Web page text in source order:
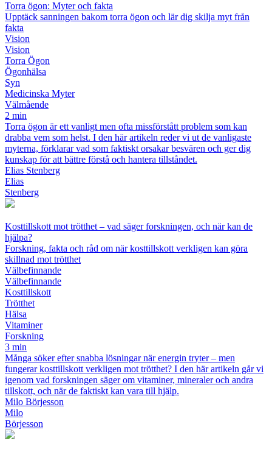
Torra ögon: Myter och fakta
Upptäck sanningen bakom torra ögon och lär dig skilja myt från
fakta
Vision
Vision
Torra Ögon
Ögonhälsa
Syn
Medicinska Myter
Välmående
2 min
Torra ögon är ett vanligt men ofta missförstått problem som kan
drabba vem som helst. I den här artikeln reder vi ut de vanligaste
myterna, förklarar vad som faktiskt orsakar besvären och ger dig
kunskap för att bättre förstå och hantera tillståndet.
Elias Stenberg
Elias
Stenberg
Kosttillskott mot trötthet – vad säger forskningen, och när kan de
hjälpa?
Forskning, fakta och råd om när kosttillskott verkligen kan göra
skillnad mot trötthet
Välbefinnande
Välbefinnande
Kosttillskott
Trötthet
Hälsa
Vitaminer
Forskning
3 min
Många söker efter snabba lösningar när energin tryter – men
fungerar kosttillskott verkligen mot trötthet? I den här artikeln går vi
igenom vad forskningen säger om vitaminer, mineraler och andra
tillskott, och när de faktiskt kan vara till hjälp.
Milo Börjesson
Milo
Börjesson